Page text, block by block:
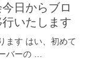
いたします
ます はい、初めて
バーの …